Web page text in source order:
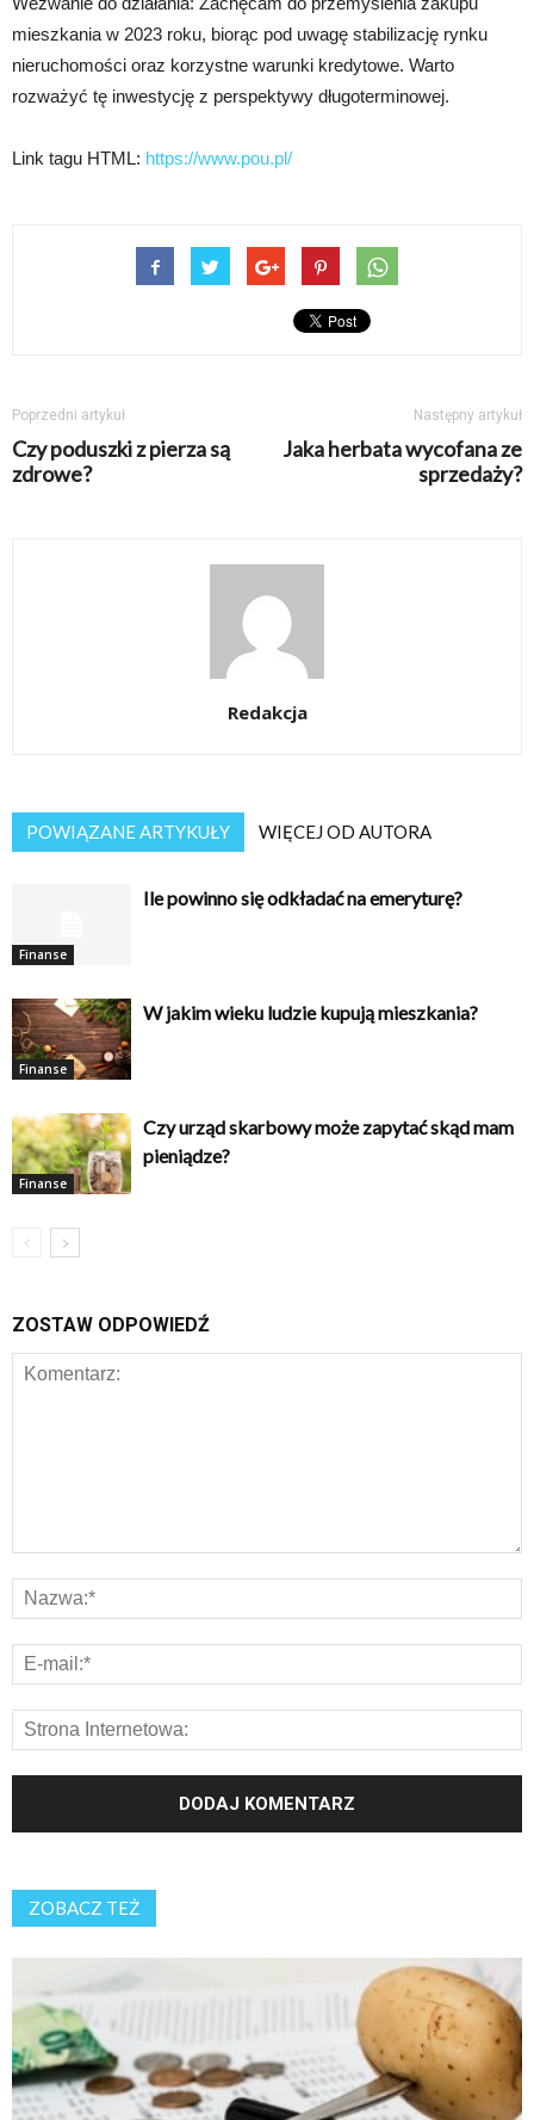
mieszkania w 2023 roku, biorąc pod uwagę stabilizację rynku
nieruchomości oraz korzystne warunki kredytowe. Warto
rozważyć tę inwestycję z perspektywy długoterminowej.
Link tagu HTML: https://www.pou.pl/
Poprzedni artykuł
Czy poduszki z pierza są
zdrowe?
Następny artykuł
Jaka herbata wycofana ze
sprzedaży?
Redakcja
POWIĄZANE ARTYKUŁY WIĘCEJ OD AUTORA
Finanse
Ile powinno się odkładać na emeryturę?
Finanse
W jakim wieku ludzie kupują mieszkania?
Finanse
Czy urząd skarbowy może zapytać skąd mam
pieniądze?
ZOSTAW ODPOWIEDŹ
ZOBACZ TEŻ